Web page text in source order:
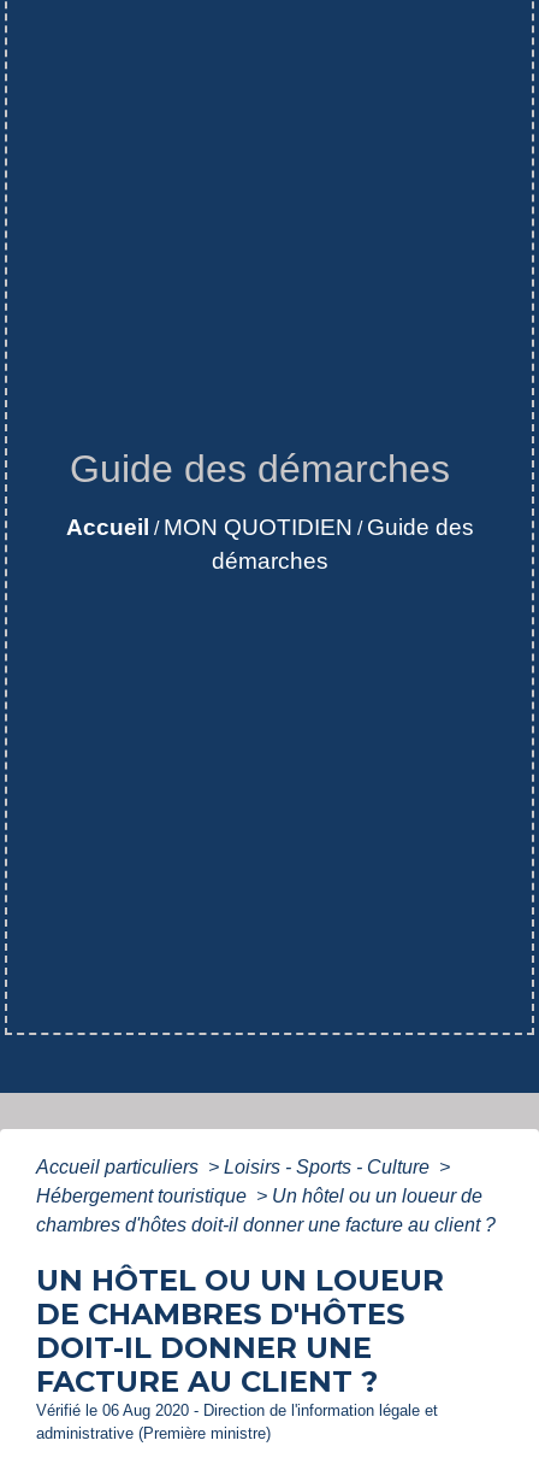
Guide des démarches
Accueil / MON QUOTIDIEN / Guide des
démarches
Accueil particuliers > Loisirs - Sports - Culture >
Hébergement touristique > Un hôtel ou un loueur de
chambres d'hôtes doit-il donner une facture au client ?
UN HÔTEL OU UN LOUEUR
DE CHAMBRES D'HÔTES
DOIT-IL DONNER UNE
FACTURE AU CLIENT ?
Vérifié le 06 Aug 2020 - Direction de l'information légale et
administrative (Première ministre)